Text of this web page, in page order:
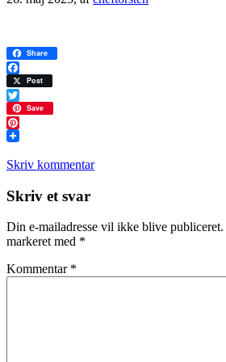
Share
Facebook
Post
Twitter
Save
Pinterest
Skriv kommentar
Læserinteraktioner
Skriv et svar
Din e-mailadresse vil ikke blive publiceret.
markeret med *
Kommentar *